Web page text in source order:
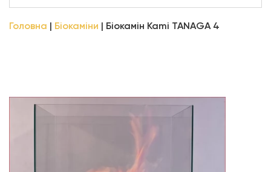
Головна Біокаміни Біокамін Kami TANAGA 4